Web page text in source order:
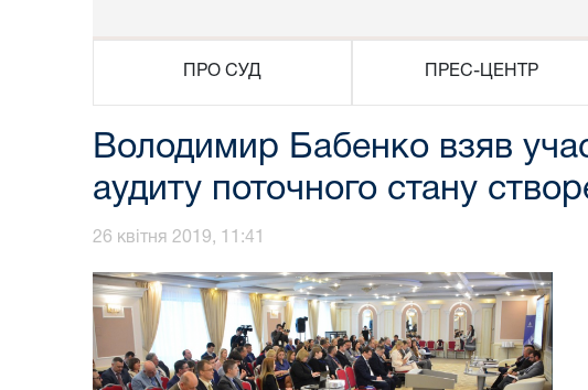
ПРО СУД ПРЕС-ЦЕНТР
Володимир Бабенко взяв
аудиту поточного стану
26 квітня 2019, 11:41